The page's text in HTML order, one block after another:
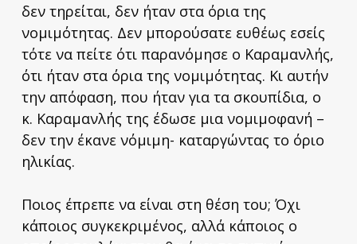
δεν τηρείται, δεν ήταν στα όρια της
νομιμότητας. Δεν μπορούσατε ευθέως εσείς
τότε να πείτε ότι παρανόμησε ο Καραμανλής,
ότι ήταν στα όρια της νομιμότητας. Κι αυτήν
την απόφαση, που ήταν για τα σκουπίδια, ο
κ. Καραμανλής της έδωσε μια νομιμοφανή –
δεν την έκανε νόμιμη- καταργώντας το όριο
ηλικίας.
Ποιος έπρεπε να είναι στη θέση του; Όχι
κάποιος συγκεκριμένος, αλλά κάποιος ο